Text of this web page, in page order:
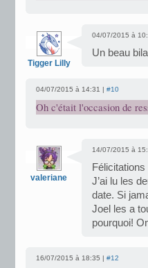
Tigger Lilly
04/07/2015 à
Un beau
04/07/2015 à 14:31 | #10
Oh c'était l'occasion de
valeriane
14/07/2015 à
J’ai lu les
date. Si
Joel les a
pourquoi!
16/07/2015 à 18:35 | #12